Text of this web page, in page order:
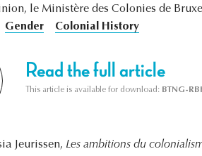
le Ministère des Colonies de
Gender Colonial History
Read the full article
This article is available for download: BTNG-
Jeurissen, Les ambitions du